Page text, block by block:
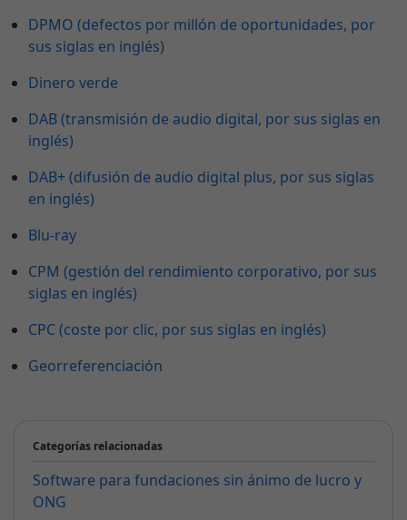
DPMO (defectos por millón de oportunidades, por
sus siglas en inglés)
Dinero verde
DAB (transmisión de audio digital, por sus siglas en
inglés)
DAB+ (difusión de audio digital plus, por sus siglas
en inglés)
Blu-ray
CPM (gestión del rendimiento corporativo, por sus
siglas en inglés)
CPC (coste por clic, por sus siglas en inglés)
Georreferenciación
Categorías relacionadas
Software para fundaciones sin ánimo de lucro y
ONG